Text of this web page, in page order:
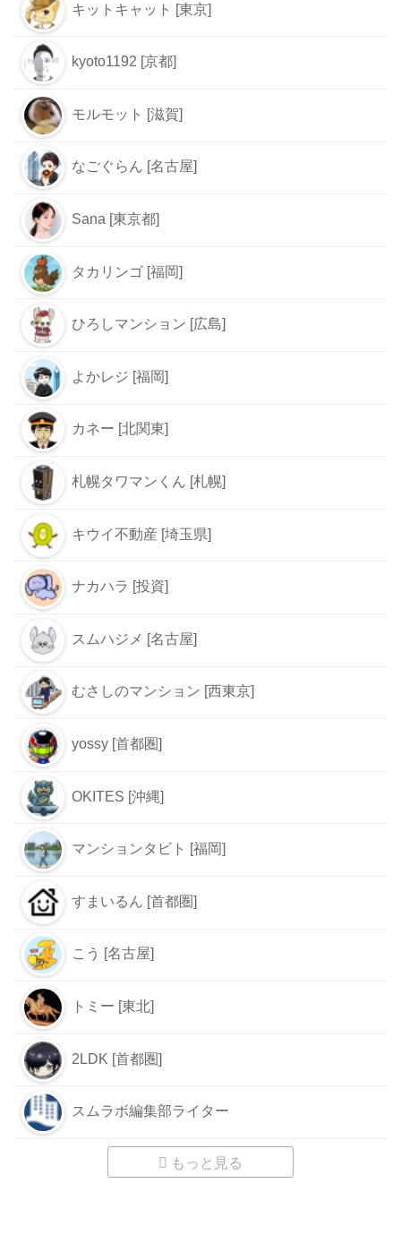
キットキャット [東京]
kyoto1192 [京都]
モルモット [滋賀]
なごぐらん [名古屋]
Sana [東京都]
タカリンゴ [福岡]
ひろしマンション [広島]
よかレジ [福岡]
カネー [北関東]
札幌タワマンくん [札幌]
キウイ不動産 [埼玉県]
ナカハラ [投資]
スムハジメ [名古屋]
むさしのマンション [西東京]
yossy [首都圏]
OKITES [沖縄]
マンションタビト [福岡]
すまいるん [首都圏]
こう [名古屋]
トミー [東北]
2LDK [首都圏]
スムラボ編集部ライター
もっと見る